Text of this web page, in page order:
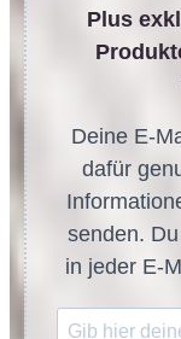
Plus
Deine E-
dafür
senden.
in jeder E-